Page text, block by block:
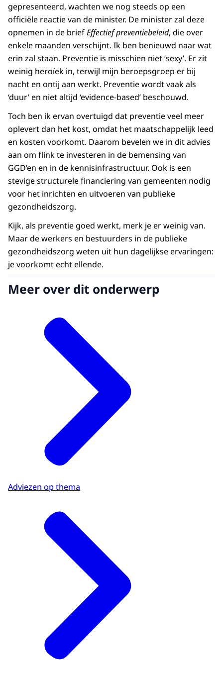
gepresenteerd, wachten we nog steeds op een
officiële reactie van de minister. De minister zal deze
opnemen in de briefEffectief preventiebeleid, die over
enkele maanden verschijnt. Ik ben benieuwd naar wat
erin zal staan. Preventie is misschien niet ‘sexy’. Er zit
weinig heroïek in, terwijl mijn beroepsgroep er bij
nacht en ontij aan werkt. Preventie wordt vaak als
‘duur’ en niet altijd ‘evidence-based’ beschouwd.
Toch ben ik ervan overtuigd dat preventie veel meer
oplevert dan het kost, omdat het maatschappelijk leed
en kosten voorkomt. Daarom bevelen we in dit advies
aan om flink te investeren in de bemensing van
GGD’en en in de kennisinfrastructuur. Ook is een
stevige structurele financiering van gemeenten nodig
voor het inrichten en uitvoeren van publieke
gezondheidszorg.
Kijk, als preventie goed werkt, merk je er weinig van.
Maar de werkers en bestuurders in de publieke
gezondheidszorg weten uit hun dagelijkse ervaringen:
je voorkomt echt ellende.
Meer over dit onderwerp
Adviezen op thema